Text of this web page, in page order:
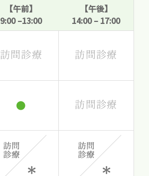
【午前】
9:00 –13:00
【午後】
14:00 – 17:00
訪問診療 訪問診療
● 訪問診療